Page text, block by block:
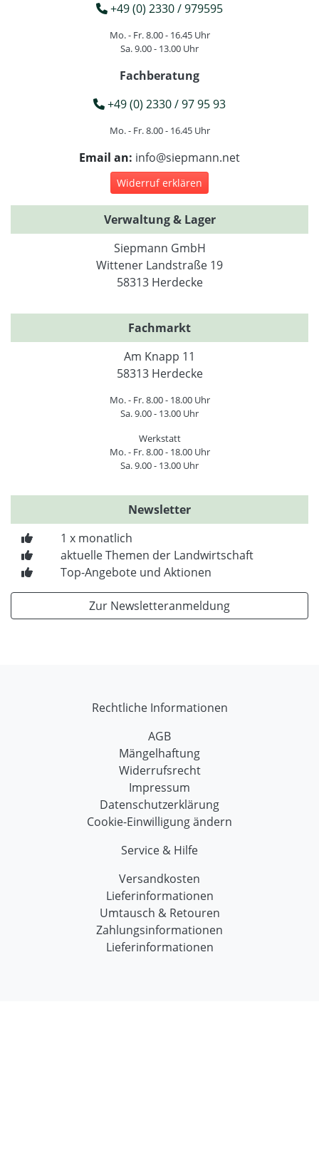
+49 (0) 2330 / 979595
Mo. - Fr. 8.00 - 16.45 Uhr
Sa. 9.00 - 13.00 Uhr
Fachberatung
+49 (0) 2330 / 97 95 93
Mo. - Fr. 8.00 - 16.45 Uhr
Email an: info@siepmann.net
Widerruf erklären
Verwaltung & Lager
Siepmann GmbH
Wittener Landstraße 19
58313 Herdecke
Fachmarkt
Am Knapp 11
58313 Herdecke
Mo. - Fr. 8.00 - 18.00 Uhr
Sa. 9.00 - 13.00 Uhr
Werkstatt
Mo. - Fr. 8.00 - 18.00 Uhr
Sa. 9.00 - 13.00 Uhr
Newsletter
1 x monatlich
aktuelle Themen der Landwirtschaft
Top-Angebote und Aktionen
Zur Newsletteranmeldung
Rechtliche Informationen
AGB
Mängelhaftung
Widerrufsrecht
Impressum
Datenschutzerklärung
Cookie-Einwilligung ändern
Service & Hilfe
Versandkosten
Lieferinformationen
Umtausch & Retouren
Zahlungsinformationen
Lieferinformationen